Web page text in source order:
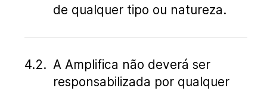
de qualquer tipo ou natureza.
A Amplifica não deverá ser
responsabilizada por qualquer